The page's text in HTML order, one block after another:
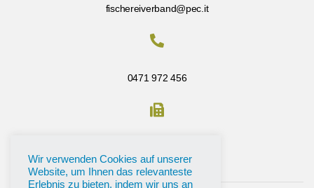
fischereiverband@pec.it
0471 972 456
Wir verwenden Cookies auf unserer
Website, um Ihnen das relevanteste
Erlebnis zu bieten, indem wir uns an